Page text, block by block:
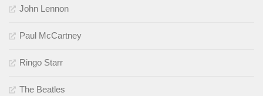
John Lennon
Paul McCartney
Ringo Starr
The Beatles